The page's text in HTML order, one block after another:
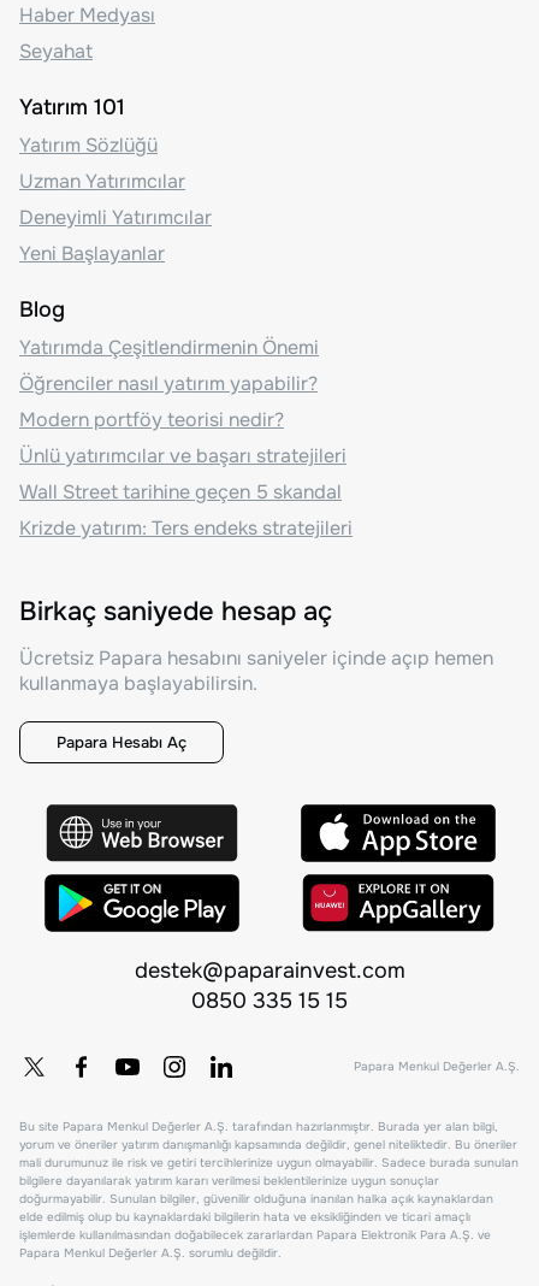
Haber Medyası
Seyahat
Yatırım 101
Yatırım Sözlüğü
Uzman Yatırımcılar
Deneyimli Yatırımcılar
Yeni Başlayanlar
Blog
Yatırımda Çeşitlendirmenin Önemi
Öğrenciler nasıl yatırım yapabilir?
Modern portföy teorisi nedir?
Ünlü yatırımcılar ve başarı stratejileri
Wall Street tarihine geçen 5 skandal
Krizde yatırım: Ters endeks stratejileri
Birkaç saniyede hesap aç
Ücretsiz Papara hesabını saniyeler içinde açıp hemen
kullanmaya başlayabilirsin.
Papara Hesabı Aç
destek@paparainvest.com
0850 335 15 15
Papara Menkul Değerler A.Ş.
Bu site Papara Menkul Değerler A.Ş. tarafından hazırlanmıştır. Burada yer alan bilgi,
yorum ve öneriler yatırım danışmanlığı kapsamında değildir, genel niteliktedir. Bu öneriler
mali durumunuz ile risk ve getiri tercihlerinize uygun olmayabilir. Sadece burada sunulan
bilgilere dayanılarak yatırım kararı verilmesi beklentilerinize uygun sonuçlar
doğurmayabilir. Sunulan bilgiler, güvenilir olduğuna inanılan halka açık kaynaklardan
elde edilmiş olup bu kaynaklardaki bilgilerin hata ve eksikliğinden ve ticari amaçlı
işlemlerde kullanılmasından doğabilecek zararlardan Papara Elektronik Para A.Ş. ve
Papara Menkul Değerler A.Ş. sorumlu değildir.